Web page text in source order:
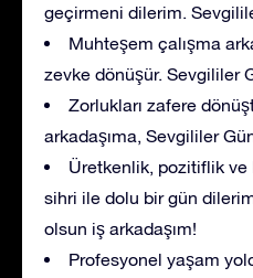
geçirmeni dilerim.
Muhteşem çalışma
zevke dönüşür. Sevgililer
Zorlukları zafere
arkadaşıma, Sevgililer
Üretkenlik, pozitiflik
sihri ile dolu bir gün
olsun iş arkadaşım!
Profesyonel yaşam